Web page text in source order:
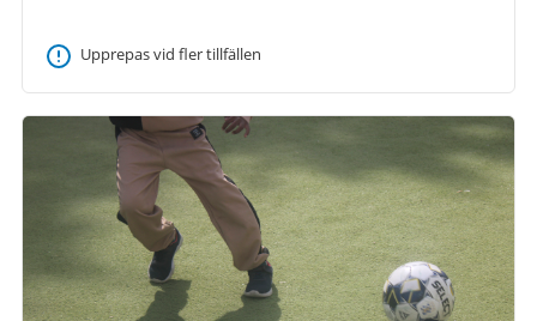
Upprepas vid fler tillfällen